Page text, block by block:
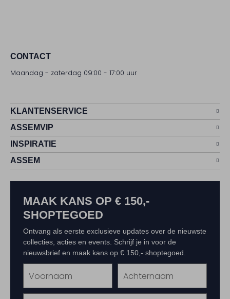
CONTACT
Maandag - zaterdag 09:00 - 17:00 uur
KLANTENSERVICE
ASSEMVIP
INSPIRATIE
ASSEM
MAAK KANS OP € 150,-
SHOPTEGOED
Ontvang als eerste exclusieve updates over de nieuwste
collecties, acties en events. Schrijf je in voor de
nieuwsbrief en maak kans op € 150,- shoptegoed.